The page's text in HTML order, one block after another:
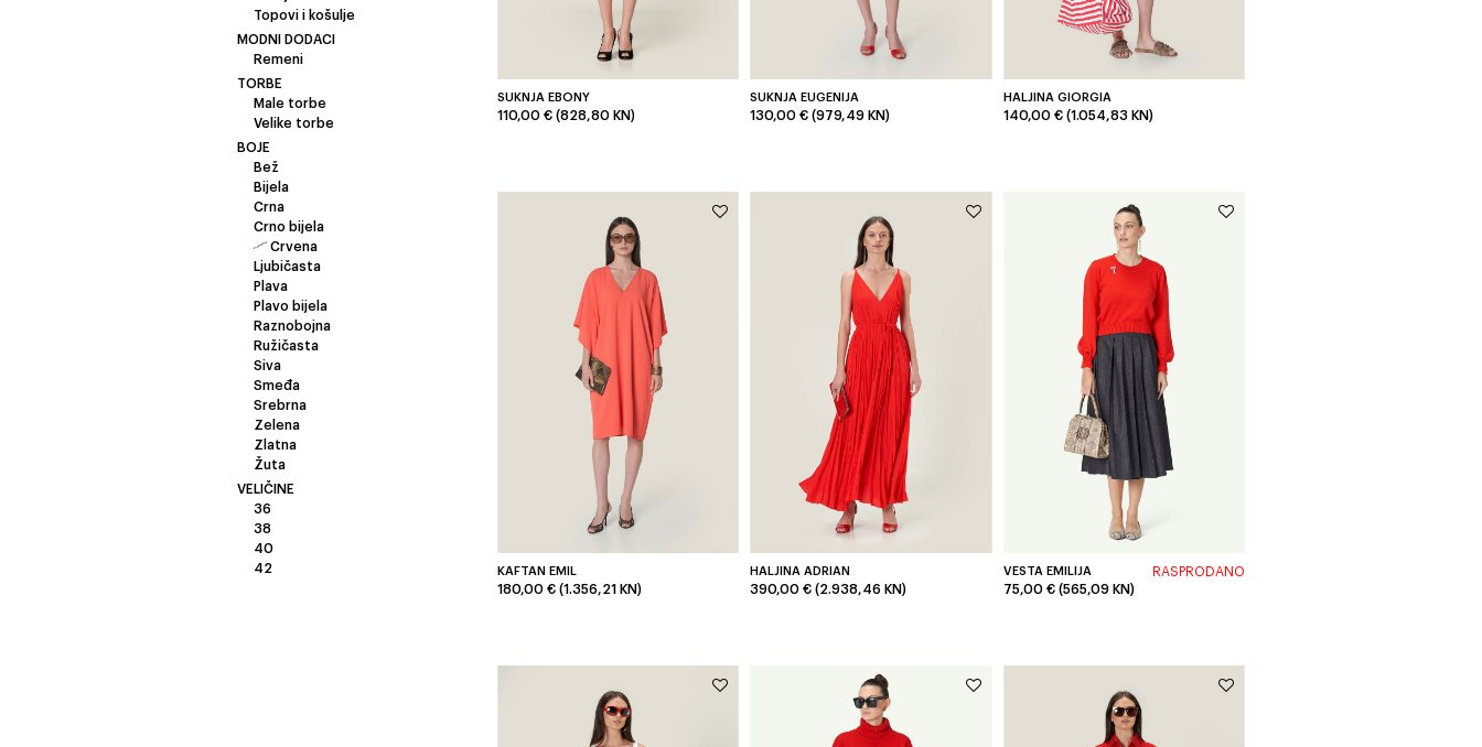
Topovi i košulje
MODNI DODACI
Remeni
TORBE
Male torbe
Velike torbe
BOJE
Bež
Bijela
Crna
Crno bijela
Crvena
Ljubičasta
Plava
Plavo bijela
Raznobojna
Ružičasta
Siva
Smeđa
Srebrna
Zelena
Zlatna
Žuta
VELIČINE
36
38
40
42
SUKNJA EBONY
110,00 € (828,80 KN)
SUKNJA EUGENIJA
130,00 € (979,49 KN)
HALJINA GIORGIA
140,00 € (1.054,83 KN)
KAFTAN EMIL
180,00 € (1.356,21 KN)
HALJINA ADRIAN
390,00 € (2.938,46 KN)
VESTA EMILIJA
RASPRODANO
75,00 € (565,09 KN)